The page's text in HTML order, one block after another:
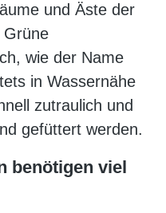
und Äste der
Grüne
wie der Name
in Wassernähe
zutraulich und
gefüttert werden.
benötigen viel